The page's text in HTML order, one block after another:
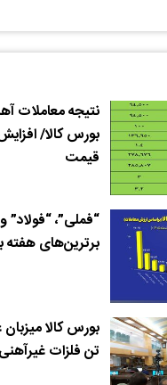
نتیجه معاملات
قیمت
“فملی”،
برترین‌های هفته
تن فلزات غیرآهنی